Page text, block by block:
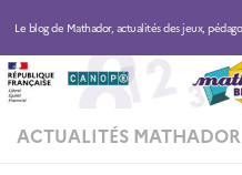
ACTUALITÉS MATHADOR